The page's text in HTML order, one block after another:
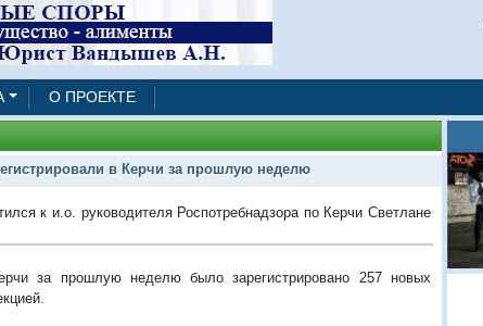
О ПРОЕКТЕ
в Керчи за прошлую неделю
к и.о. руководителя Роспотребнадзора по Керчи Светлане
за прошлую неделю было зарегистрировано 257 новых